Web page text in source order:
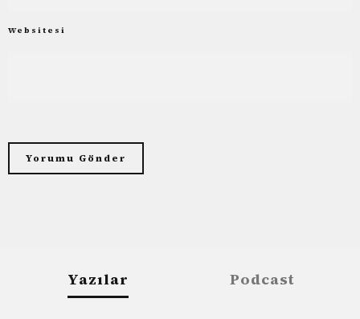
Websitesi
Yazılar Podcast